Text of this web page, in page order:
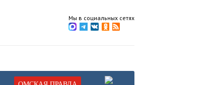
Мы в социальных сетях